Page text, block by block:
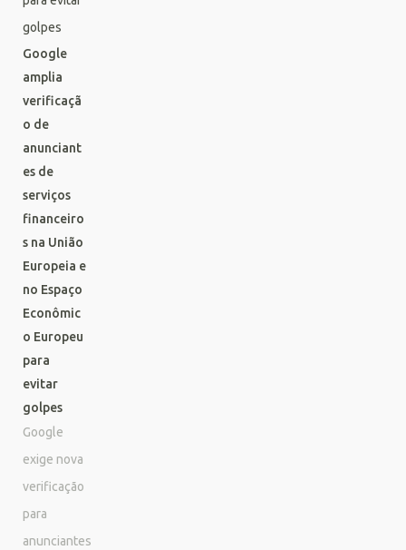
Google
amplia
verificaçã
o de
anunciant
es de
serviços
financeiro
s na União
Europeia e
no Espaço
Econômic
o Europeu
para
evitar
golpes
Google
exige nova
verificação
para
anunciantes